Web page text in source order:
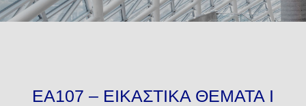
ΕΑ107 – ΕΙΚΑΣΤΙΚΑ ΘΕΜΑΤΑ Ι